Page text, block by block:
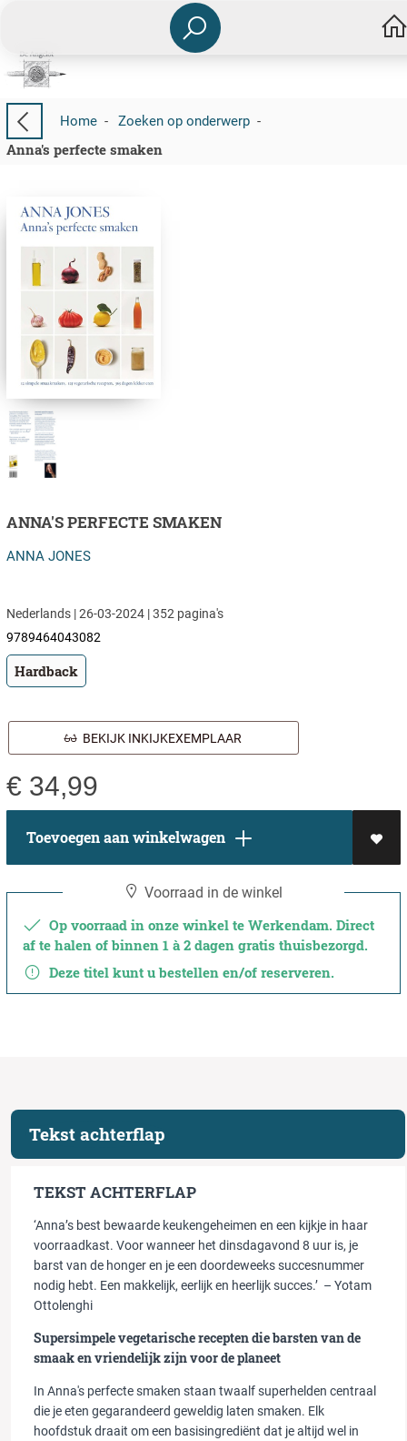
Home- Zoeken op onderwerp-
Anna's perfecte smaken
ANNA'S PERFECTE SMAKEN
ANNA JONES
Nederlands | 26-03-2024 | 352 pagina's
9789464043082
Hardback
BEKIJK INKIJKEXEMPLAAR
€ 34,99
Toevoegen aan winkelwagen
Voorraad in de winkel
Op voorraad in onze winkel te Werkendam. Direct
af te halen of binnen 1 à 2 dagen gratis thuisbezorgd.
Deze titel kunt u bestellen en/of reserveren.
Tekst achterflap
TEKST ACHTERFLAP
‘Anna’s best bewaarde keukengeheimen en een kijkje in haar
voorraadkast. Voor wanneer het dinsdagavond 8 uur is, je
barst van de honger en je een doordeweeks succesnummer
nodig hebt. Een makkelijk, eerlijk en heerlijk succes.’ – Yotam
Ottolenghi
Supersimpele vegetarische recepten die barsten van de
smaak en vriendelijk zijn voor de planeet
In Anna's perfecte smaken staan twaalf superhelden centraal
die je eten gegarandeerd geweldig laten smaken. Elk
hoofdstuk draait om een basisingrediënt dat je altijd wel in